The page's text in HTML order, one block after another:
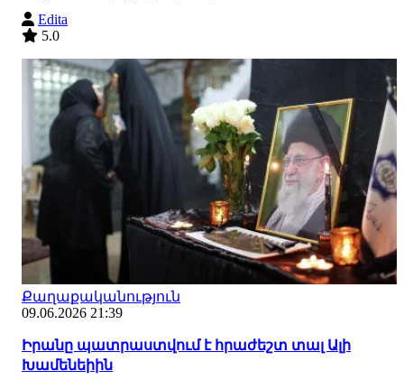
Edita
5.0
Քաղաքականություն
09.06.2026 21:39
Իրանը պատրաստվում է հրաժեշտ տալ Ալի
Խամենեիին